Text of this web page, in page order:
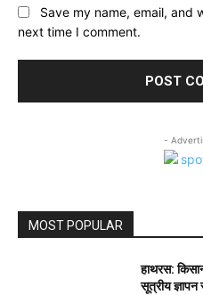
Save my name, email, and
next time I comment.
-
MOST POPULAR
हाथरस:
सूत्रीय